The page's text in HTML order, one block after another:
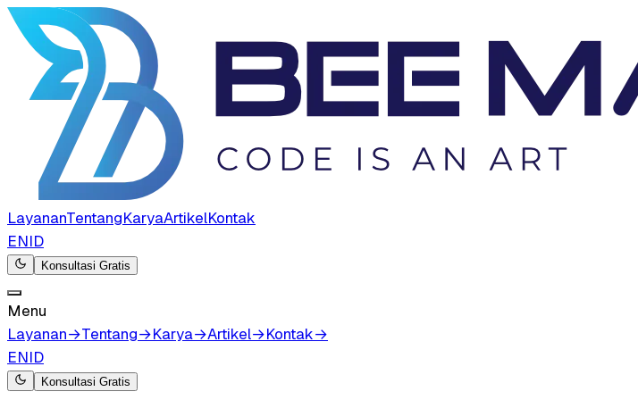
LayananTentangKaryaArtikelKontak
ENID
Konsultasi Gratis
Menu
Layanan→Tentang→Karya→Artikel→Kontak→
ENID
Konsultasi Gratis